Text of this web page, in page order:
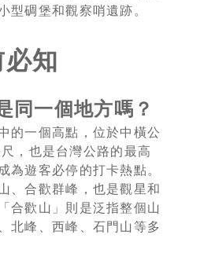
型碉堡和觀察哨遺跡。
知
同一個地方嗎？
的一個高點，位於中橫公
，也是台灣公路的最高
為遊客必停的打卡熱點。
、合歡群峰，也是觀星和
合歡山」則是泛指整個山
北峰、西峰、石門山等多